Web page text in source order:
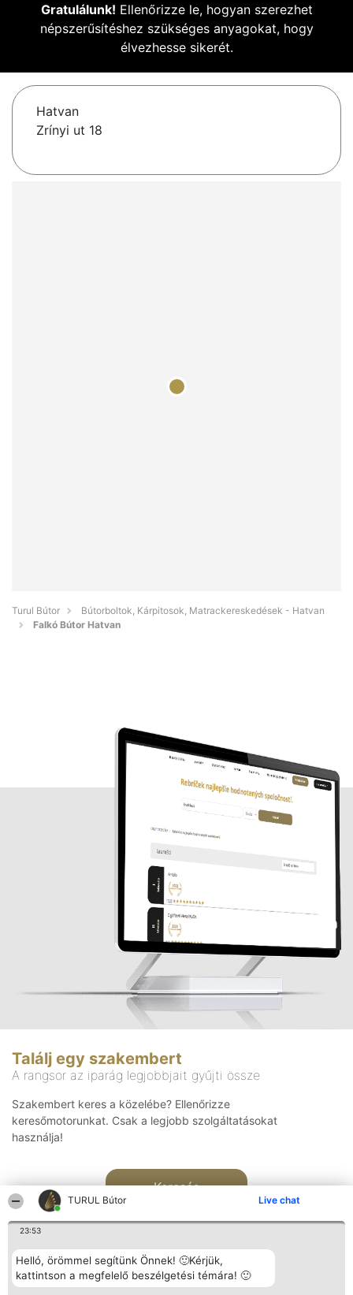
TURUL Bútor Live chat
23:53
Helló, örömmel segítünk Önnek! 🙂Kérjük,
kattintson a megfelelő beszélgetési témára! 🙂
Gratulálunk! Ellenőrizze le, hogyan szerezhet
népszerűsítéshez szükséges anyagokat, hogy
élvezhesse sikerét.
Hatvan
Zrínyi ut 18
Turul Bútor
Bútorboltok, Kárpitosok, Matrackereskedések - Hatvan
Falkó Bútor Hatvan
Találj egy szakembert
A rangsor az iparág legjobbjait gyűjti össze
Szakembert keres a közelébe? Ellenőrizze
keresőmotorunkat. Csak a legjobb szolgáltatásokat
használja!
Keresés